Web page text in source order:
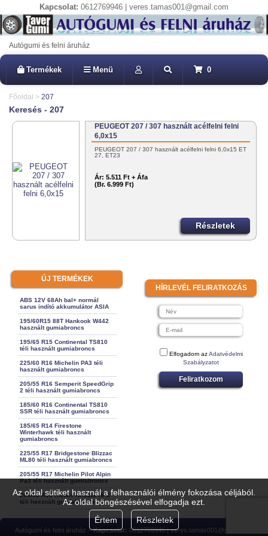
Az oldal sütiket használ a felhasználói élmény fokozása céljából.
Az oldal böngészésével elfogadja ezt.
Értem
Részletek
Kapcsolat: 0612769946 | veres.tamas001@gmail.com
Autógumi és felni áruház
Termékek Menü 0
Főoldal > 207
Keresés - 207
PEUGEOT 207 / 307 használt acélfelni felni
6,0x15
PEUGEOT 207 / 307 használt acélfelni felni 6,0x15 ET
27, ET23
Ár: 5.511 Ft + Áfa
(Br. 6.999 Ft)
Részletek
ÚJ TERMÉKEK
ABS 12V 68Ah bal+ normál
sarus indító akkumulátor ASIA
195/60R15 88T Hankook W442
használt gumiabroncs
195/65 R15 Continental TS810
téli használt gumiabroncs
225/60 R16 Michelin PA3 téli
használt gumiabroncs
205/55 R16 Semperit SpeedGrip
2 téli használt gumiabroncs
185/60 R16 Continental TS810
SSR téli használt gumiabroncs
185/65 R14 Firestone
Winterhawk téli használt
gumiabroncs
225/55 R17 Bridgestone Blizzac
ML80 téli használt gumiabroncs
205/55 R17 Michelin Pilot Alpin
Pa3 téli használt gumiabroncs
205/65 R15 Kleber Krisalk HP2
téli használt gumiabroncs
HÍRLEVÉL FELIRATKOZÁS
Elfogadom azAdatvédelmi
Szabályzatot
Feliratkozom
Autógumi és felni áruház –Kapcsolat: 0612769946 | veres.tamas001@gmail.com